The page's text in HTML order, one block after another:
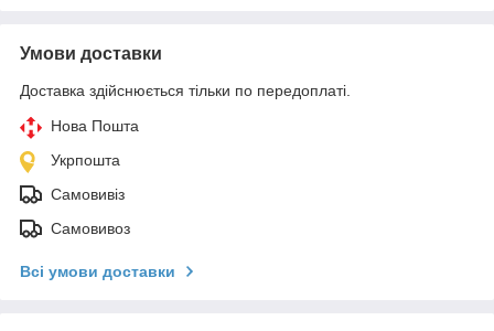
Умови доставки
Доставка здійснюється тільки по передоплаті.
Нова Пошта
Укрпошта
Самовивіз
Самовивоз
Всі умови доставки